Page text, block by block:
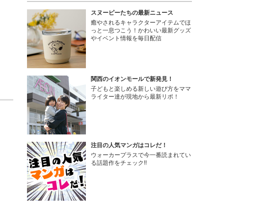
スヌーピーたちの最新ニュース
癒やされるキャラクターアイテムでほ
っと一息つこう！かわいい最新グッズ
やイベント情報を毎日配信
関西のイオンモールで新発見！
子どもと楽しめる新しい遊び方をママ
ライター達が現地から最新リポ！
注目の人気マンガはコレだ！
ウォーカープラスで今一番読まれてい
る話題作をチェック!!